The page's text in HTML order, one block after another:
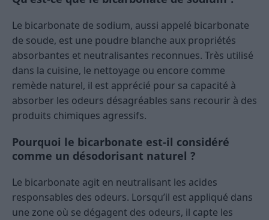
Le bicarbonate de sodium, aussi appelé bicarbonate
de soude, est une poudre blanche aux propriétés
absorbantes et neutralisantes reconnues. Très utilisé
dans la cuisine, le nettoyage ou encore comme
remède naturel, il est apprécié pour sa capacité à
absorber les odeurs désagréables sans recourir à des
produits chimiques agressifs.
Pourquoi le bicarbonate est-il considéré
comme un désodorisant naturel ?
Le bicarbonate agit en neutralisant les acides
responsables des odeurs. Lorsqu’il est appliqué dans
une zone où se dégagent des odeurs, il capte les